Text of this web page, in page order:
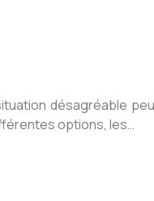
désagréable
options, les…